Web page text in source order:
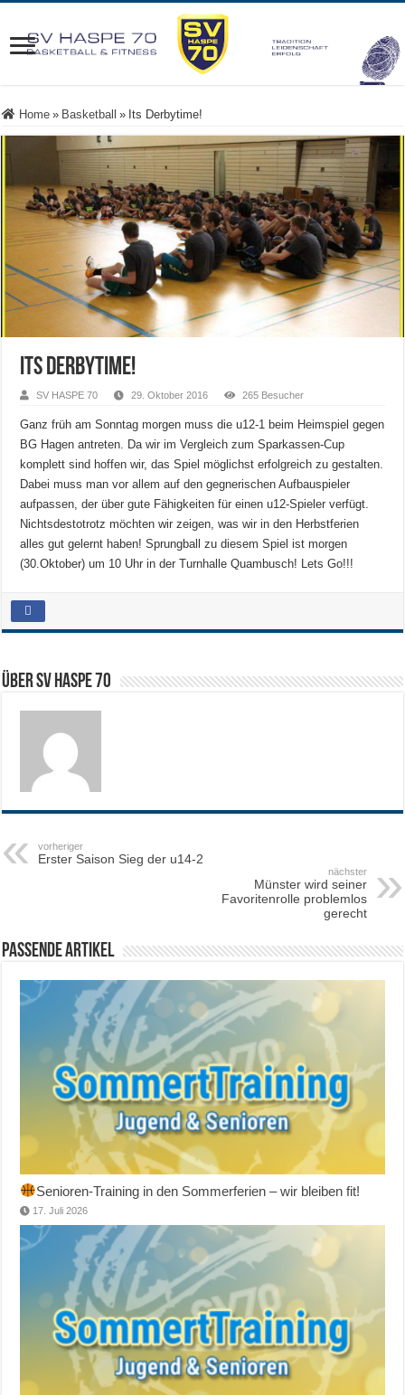
Home » Basketball » Its Derbytime!
Its Derbytime!
SV HASPE 70 29. Oktober 2016 265 Besucher
Ganz früh am Sonntag morgen muss die u12-1 beim Heimspiel gegen
BG Hagen antreten. Da wir im Vergleich zum Sparkassen-Cup
komplett sind hoffen wir, das Spiel möglichst erfolgreich zu gestalten.
Dabei muss man vor allem auf den gegnerischen Aufbauspieler
aufpassen, der über gute Fähigkeiten für einen u12-Spieler verfügt.
Nichtsdestotrotz möchten wir zeigen, was wir in den Herbstferien
alles gut gelernt haben! Sprungball zu diesem Spiel ist morgen
(30.Oktober) um 10 Uhr in der Turnhalle Quambusch! Lets Go!!!
Über SV HASPE 70
vorheriger
Erster Saison Sieg der u14-2
nächster
Münster wird seiner
Favoritenrolle problemlos
gerecht
Passende Artikel
Senioren-Training in den Sommerferien – wir bleiben fit!
17. Juli 2026